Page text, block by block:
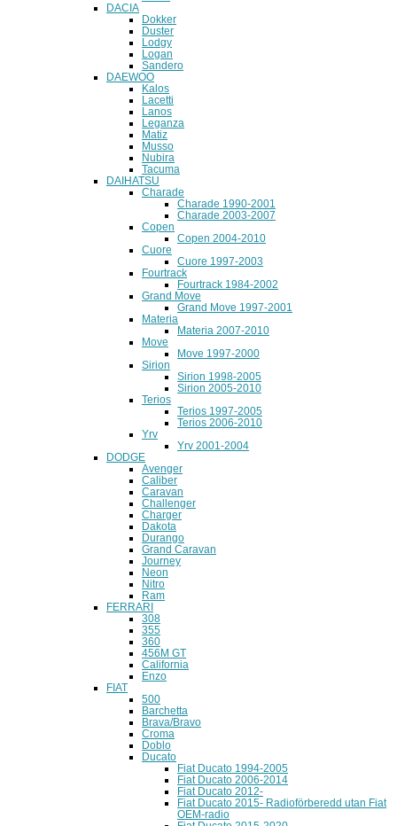
DACIA
Dokker
Duster
Lodgy
Logan
Sandero
DAEWOO
Kalos
Lacetti
Lanos
Leganza
Matiz
Musso
Nubira
Tacuma
DAIHATSU
Charade
Charade 1990-2001
Charade 2003-2007
Copen
Copen 2004-2010
Cuore
Cuore 1997-2003
Fourtrack
Fourtrack 1984-2002
Grand Move
Grand Move 1997-2001
Materia
Materia 2007-2010
Move
Move 1997-2000
Sirion
Sirion 1998-2005
Sirion 2005-2010
Terios
Terios 1997-2005
Terios 2006-2010
Yrv
Yrv 2001-2004
DODGE
Avenger
Caliber
Caravan
Challenger
Charger
Dakota
Durango
Grand Caravan
Journey
Neon
Nitro
Ram
FERRARI
308
355
360
456M GT
California
Enzo
FIAT
500
Barchetta
Brava/Bravo
Croma
Doblo
Ducato
Fiat Ducato 1994-2005
Fiat Ducato 2006-2014
Fiat Ducato 2012-
Fiat Ducato 2015- Radioförberedd utan Fiat
OEM-radio